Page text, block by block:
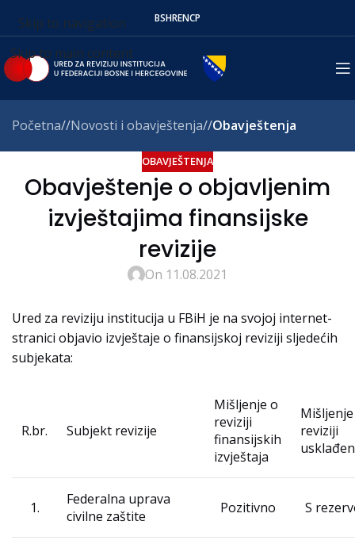
Skip to navigation
Skip to main content
BSHRENСР
Početna/ Novosti i obavještenja/ Obavještenja
OBAVJEŠTENJA
Obavještenje o objavljenim
izvještajima finansijske
revizije
On 11.08.2021
Ured za reviziju institucija u FBiH je na svojoj internet-
stranici objavio izvještaje o finansijskoj reviziji sljedećih
subjekata:
R.br. Subjekt revizije
Mišljenje o
reviziji
finansijskih
izvještaja
reviziji
1.
Federalna uprava
civilne zaštite
Pozitivno S